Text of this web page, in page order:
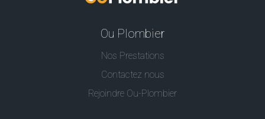
Ou Plombier
Nos Prestations
Contactez nous
Rejoindre Ou-Plombier